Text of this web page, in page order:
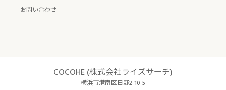
お問い合わせ
COCOHE (株式会社ライズサーチ)
横浜市港南区日野2-10-5